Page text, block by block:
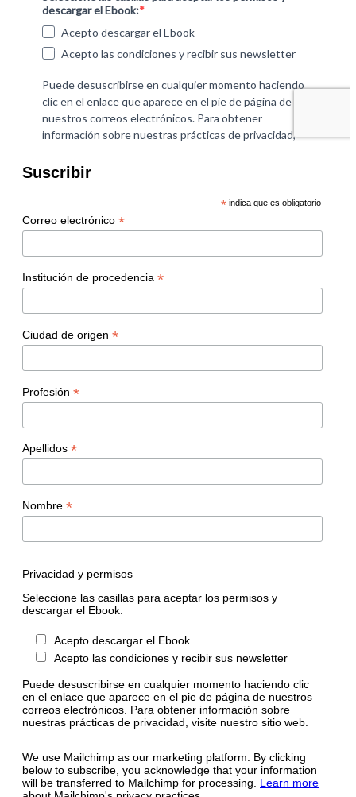
Suscribir
* indica que es obligatorio
Correo electrónico *
Institución de procedencia *
Ciudad de origen *
Profesión *
Apellidos *
Nombre *
Privacidad y permisos
Seleccione las casillas para aceptar los permisos y
descargar el Ebook.
Acepto descargar el Ebook
Acepto las condiciones y recibir sus newsletter
Puede desuscribirse en cualquier momento haciendo clic
en el enlace que aparece en el pie de página de nuestros
correos electrónicos. Para obtener información sobre
nuestras prácticas de privacidad, visite nuestro sitio web.
We use Mailchimp as our marketing platform. By clicking
below to subscribe, you acknowledge that your information
will be transferred to Mailchimp for processing. Learn more